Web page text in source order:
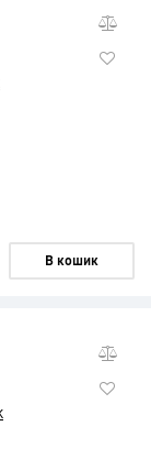
В кошик